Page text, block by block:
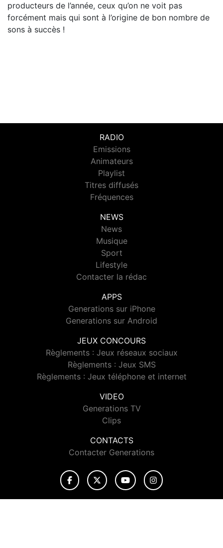
producteurs de l’année, ceux qu’on ne voit pas
forcément mais qui sont à l’origine de bon nombre de
sons à succès !
RADIO
Emissions
Animateurs
Playlist
Titres diffusés
Fréquences
NEWS
News
Musique
Sport
Lifestyle
Contacter la rédac
APPS
Generations sur iPhone
Generations sur Android
JEUX CONCOURS
Règlements : Jeux réseaux sociaux
Règlements : Jeux SMS
Règlements : Jeux téléphone et internet
VIDEO
Generations TV
Clips
CONTACTS
Contacter Generations